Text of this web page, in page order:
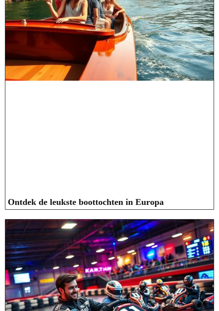
Ontdek de leukste boottochten in Europa